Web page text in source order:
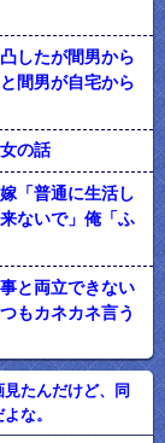
したが間男から
間男が自宅から
の話
「普通に生活し
ないで」俺「ふ
と両立できない
もカネカネ言う
たんだけど、同
な。